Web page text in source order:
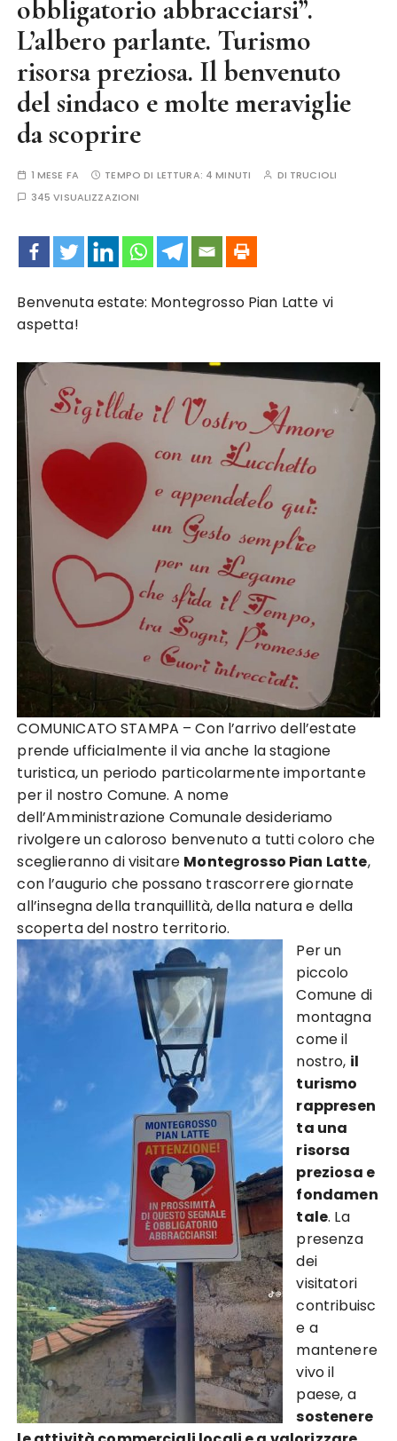
obbligatorio abbracciarsi”.
L’albero parlante. Turismo
risorsa preziosa. Il benvenuto
del sindaco e molte meraviglie
da scoprire
1 MESE FA TEMPO DI LETTURA: 4 MINUTI DI TRUCIOLI
345 VISUALIZZAZIONI
Benvenuta estate: Montegrosso Pian Latte vi
aspetta!
COMUNICATO STAMPA – Con l’arrivo dell’estate
prende ufficialmente il via anche la stagione
turistica, un periodo particolarmente importante
per il nostro Comune. A nome
dell’Amministrazione Comunale desideriamo
rivolgere un caloroso benvenuto a tutti coloro che
sceglieranno di visitare Montegrosso Pian Latte,
con l’augurio che possano trascorrere giornate
all’insegna della tranquillità, della natura e della
scoperta del nostro territorio.
Per un
piccolo
Comune di
montagna
come il
nostro, il
turismo
rappresen
ta una
risorsa
preziosa e
fondamen
tale. La
presenza
dei
visitatori
contribuisc
e a
mantenere
vivo il
paese, a
sostenere